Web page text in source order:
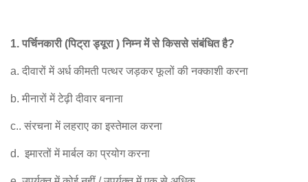
1.पर्चिनकारी(पिट्रा ड्यूरा)निम्न में से किससे संबंधित है?
a. दीवारों में अर्ध कीमती पत्थर जड़कर फूलों की नक्काशी करना
b. मीनारों में टेढ़ी दीवार बनाना
c.. संरचना में लहराए का इस्तेमाल करना
d. इमारतों में मार्बल का प्रयोग करना